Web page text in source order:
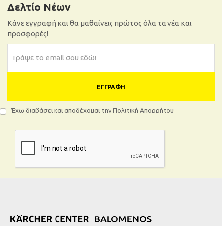
Δελτίο Νέων
Κάνε εγγραφή και θα μαθαίνεις πρώτος όλα τα νέα και
προσφορές!
ΕΓΓΡΑΦΉ
Έχω διαβάσει και αποδέχομαι την Πολιτική Απορρήτου